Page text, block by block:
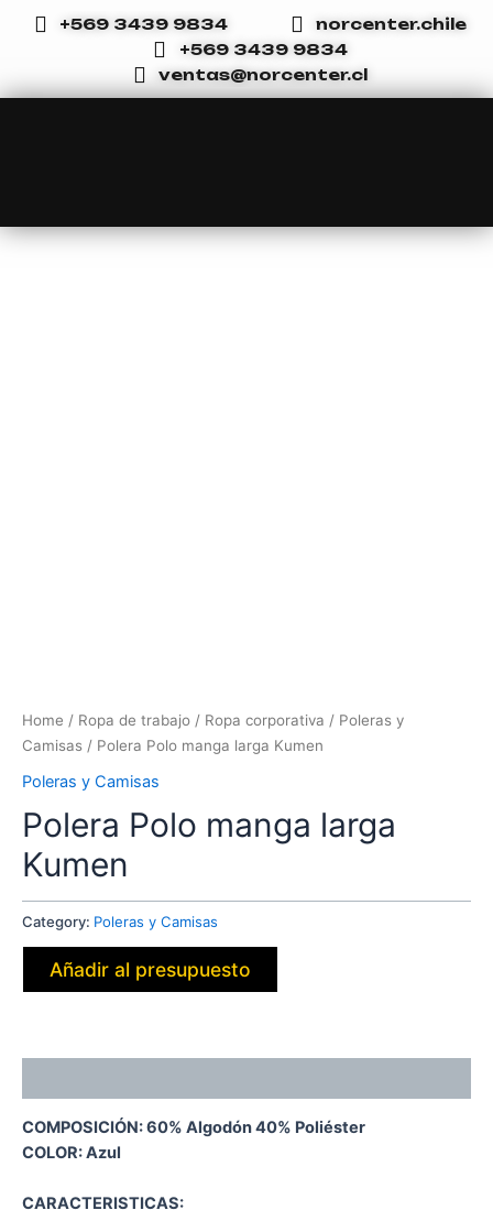
+569 3439 9834
norcenter.chile
+569 3439 9834
ventas@norcenter.cl
Home / Ropa de trabajo / Ropa corporativa / Poleras y
Camisas / Polera Polo manga larga Kumen
Poleras y Camisas
Polera Polo manga larga
Kumen
Category: Poleras y Camisas
Añadir al presupuesto
COMPOSICIÓN: 60% Algodón 40% Poliéster
COLOR: Azul
CARACTERISTICAS: